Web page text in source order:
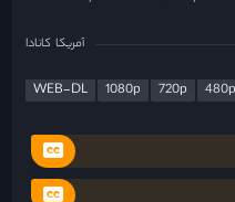
آمریکا کانادا
WEB-DL 1080p 720p 480p